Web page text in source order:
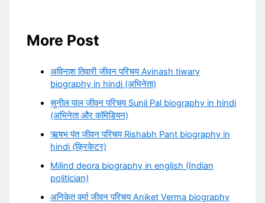
More Post
अविनाश तिवारी जीवन परिचय Avinash tiwary
biography in hindi (अभिनेता)
सुनील पाल जीवन परिचय Sunil Pal biography in hindi
(अभिनेता और कॉमेडियन)
ऋषभ पंत जीवन परिचय Rishabh Pant biography in
hindi (क्रिकेटर)
Milind deora biography in english (Indian
politician)
अनिकेत वर्मा जीवन परिचय Aniket Verma biography